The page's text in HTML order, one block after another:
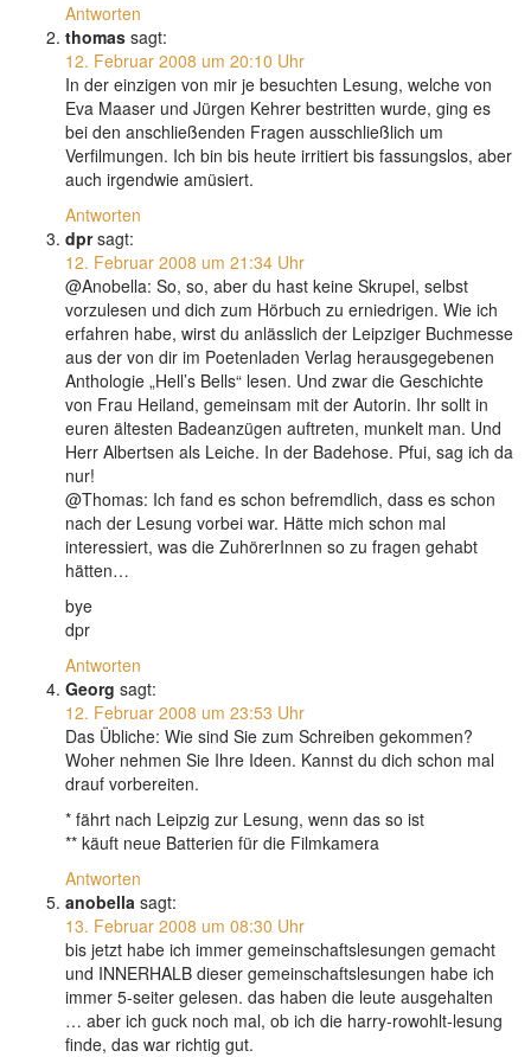
Antworten
thomas sagt:
12. Februar 2008 um 20:10 Uhr
In der einzigen von mir je besuchten Lesung, welche von
Eva Maaser und Jürgen Kehrer bestritten wurde, ging es
bei den anschließenden Fragen ausschließlich um
Verfilmungen. Ich bin bis heute irritiert bis fassungslos, aber
auch irgendwie amüsiert.
Antworten
dpr sagt:
12. Februar 2008 um 21:34 Uhr
@Anobella: So, so, aber du hast keine Skrupel, selbst
vorzulesen und dich zum Hörbuch zu erniedrigen. Wie ich
erfahren habe, wirst du anlässlich der Leipziger Buchmesse
aus der von dir im Poetenladen Verlag herausgegebenen
Anthologie „Hell’s Bells“ lesen. Und zwar die Geschichte
von Frau Heiland, gemeinsam mit der Autorin. Ihr sollt in
euren ältesten Badeanzügen auftreten, munkelt man. Und
Herr Albertsen als Leiche. In der Badehose. Pfui, sag ich da
nur!
@Thomas: Ich fand es schon befremdlich, dass es schon
nach der Lesung vorbei war. Hätte mich schon mal
interessiert, was die ZuhörerInnen so zu fragen gehabt
hätten…
bye
dpr
Antworten
Georg sagt:
12. Februar 2008 um 23:53 Uhr
Das Übliche: Wie sind Sie zum Schreiben gekommen?
Woher nehmen Sie Ihre Ideen. Kannst du dich schon mal
drauf vorbereiten.
* fährt nach Leipzig zur Lesung, wenn das so ist
** käuft neue Batterien für die Filmkamera
Antworten
anobella sagt:
13. Februar 2008 um 08:30 Uhr
bis jetzt habe ich immer gemeinschaftslesungen gemacht
und INNERHALB dieser gemeinschaftslesungen habe ich
immer 5-seiter gelesen. das haben die leute ausgehalten
… aber ich guck noch mal, ob ich die harry-rowohlt-lesung
finde, das war richtig gut.